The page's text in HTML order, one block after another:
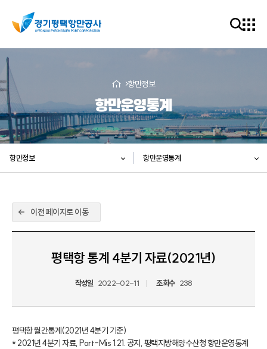
항만정보
항만운영통계
항만정보 항만운영통계
이전 페이지로 이동
평택항 통계 4분기 자료(2021년)
작성일 2022-02-11 조회수 238
평택항 월간통계(2021년 4분기 기준)
* 2021년 4분기 자료, Port-Mis 1.21. 공지, 평택지방해양수산청 항만운영통계